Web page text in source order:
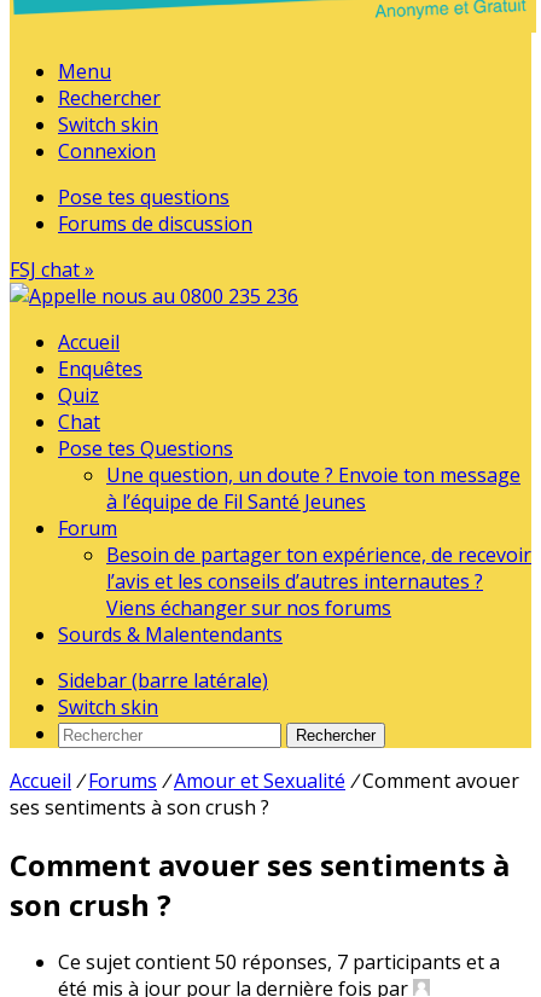
Menu
Rechercher
Switch skin
Connexion
Pose tes questions
Forums de discussion
FSJ chat »
Accueil
Enquêtes
Quiz
Chat
Pose tes Questions
Une question, un doute ? Envoie ton message
à l’équipe de Fil Santé Jeunes
Forum
Besoin de partager ton expérience, de recevoir
l’avis et les conseils d’autres internautes ?
Viens échanger sur nos forums
Sourds & Malentendants
Sidebar (barre latérale)
Switch skin
Rechercher
Accueil / Forums /Amour et Sexualité /Comment avouer
ses sentiments à son crush ?
Comment avouer ses sentiments à
son crush ?
Ce sujet contient 50 réponses, 7 participants et a
été mis à jour pour la dernière fois par